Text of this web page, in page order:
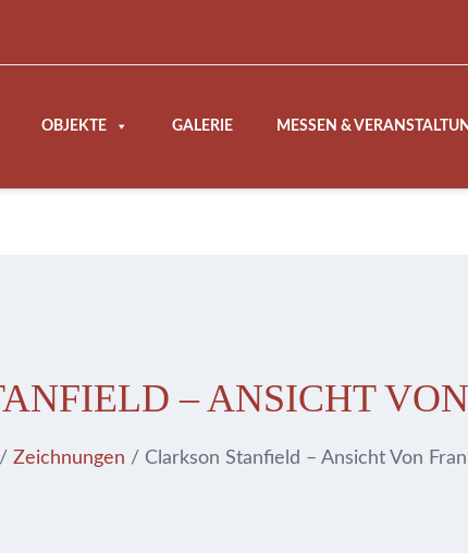
OBJEKTE GALERIE MESSEN &
– ANSICHT
/ Zeichnungen / Clarkson Stanfield – Ansicht Von